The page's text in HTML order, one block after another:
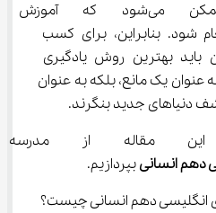
این امر زمانی ممکن
شود. بنابراین، برای کسب
دانش‌آموزان باید بهترین روش یادگیری
عنوان یک مانع، بلکه به عنوان
مقاله از
دهم انسانی بپردازیم.
انگلیسی دهم انسانی چیست؟